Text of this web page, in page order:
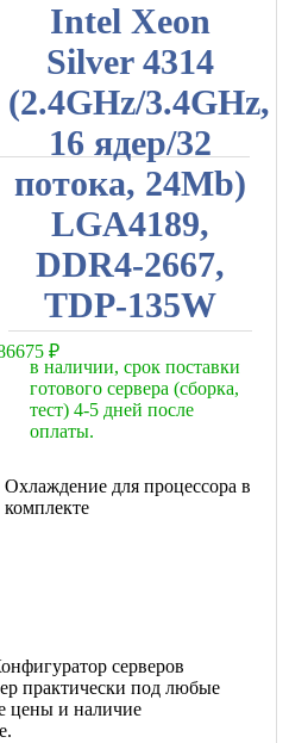
Intel Xeon
Silver 4314
(2.4GHz/3.4GHz,
16 ядер/32
потока, 24Mb)
LGA4189,
DDR4-2667,
TDP-135W
₽
в наличии, срок поставки
готового сервера (сборка,
тест) 4-5 дней после
оплаты.
Охлаждение для процессора в
комплекте
серверов
практически под любые
цены и наличие